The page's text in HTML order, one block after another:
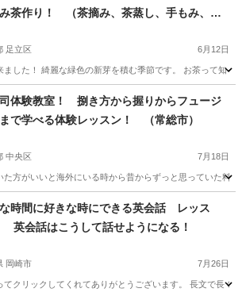
茶作り！ （茶摘み、茶蒸し、手もみ、）
足立区 6月12日
ました！ 綺麗な緑色の新芽を積む季節です。 お茶って知
埼玉 さいたま市 料理 バリカン
体験教室！ 捌き方から握りからフュージ
で学べる体験レッスン！ （常総市）
中央区 7月18日
た方がいいと海外にいる時から昔からずっと思っていた料
埼玉 さいたま市 寿司 魚の
時間に好きな時にできる英会話 レッス
英会話はこうして話せようになる！
岡崎市 7月26日
てクリックしてくれてありがとうございます。 長文で長